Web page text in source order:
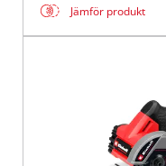
Jämför produkt